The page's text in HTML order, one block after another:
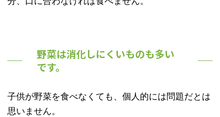
野菜は消化しにくいものも多い
です。
子供が野菜を食べなくても、個人的には問題だとは
思いません。